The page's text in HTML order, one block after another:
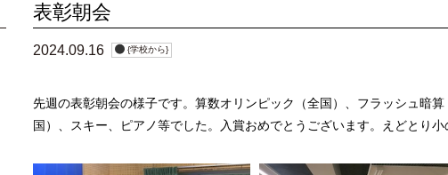
表彰朝会
2024.09.16 {学校から}
先週の表彰朝会の様子です。算数オリンピック（全国）、フラッシュ暗
国）、スキー、ピアノ等でした。入賞おめでとうございます。えどとり小